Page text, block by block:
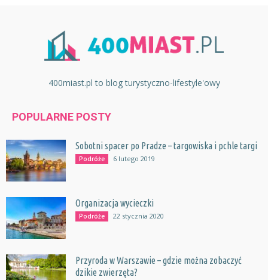
400miast.pl to blog turystyczno-lifestyle'owy
POPULARNE POSTY
Sobotni spacer po Pradze – targowiska i pchle targi
Podróże 6 lutego 2019
Organizacja wycieczki
Podróże 22 stycznia 2020
Przyroda w Warszawie – gdzie można zobaczyć
dzikie zwierzęta?